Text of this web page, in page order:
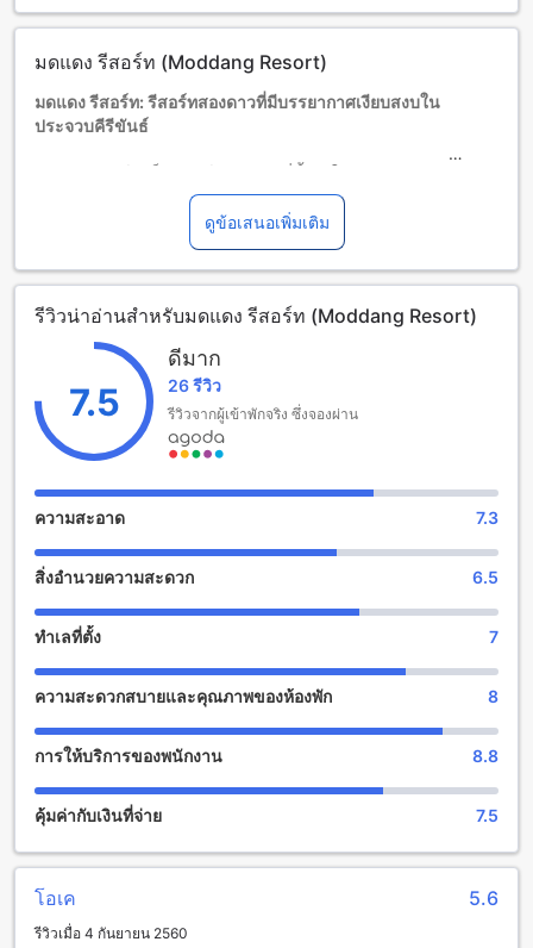
จำนวนผู้เข้าพักที่กำหนดในแต่ละห้องสำหรับข้อมูลเพิ่มเติม
นโยบายที่แตกต่างหรือเงื่อนไขเพิ่มเติม
มดแดง รีสอร์ท (Moddang Resort)
มดแดง รีสอร์ท: รีสอร์ทสองดาวที่มีบรรยากาศเงียบสงบใน
ประจวบคีรีขันธ์
ประจวบคีรีขันธ์ ที่ทำให้คุณสามารถหลุดพักผ่อนจากความวุ่นวาย
ของเมืองได้อย่างสบายใจ รีสอร์ทตั้งอยู่ห่างจากใจกลางเมืองเพียง
17.5 กิโลเมตร ซึ่งทำให้คุณสามารถเข้าถึงแหล่งท่องเที่ยวและ
สถานที่สำคัญได้อย่างง่ายดาย
มดแดง รีสอร์ทมีจำนวนห้องพักทั้งหมด 7 ห้อง ที่ออกแบบมาอย่าง
พิถีพิถันเพื่อให้คุณได้รับประสบการณ์การพักผ่อนที่สะดวกสบาย
ห้องพักทุกห้องมีการตกแต่งอย่างสวยงามและมีอุปกรณ์อำนวย
ความสะดวกครบครัน
เวลาเช็คอินของ มดแดง รีสอร์ทเริ่มต้นตั้งแต่เวลา 12:00 น. และ
เวลาเช็คเอ้าท์สิ้นสุดลงในเวลา 12:00 น. สำหรับนโยบายเด็ก
รีสอร์ทอนุญาตให้เด็กอายุตั้งแต่ 0 ถึง 1 ปีเข้าพักฟรี โดยไม่มีค่าใช้
จ่ายเพิ่มเติม
มดแดง รีสอร์ท มีสิ่งอำนวยความสะดวกที่น่าตื่นเต้นในสวนที่
สวยงาม สำหรับผู้เข้าพักที่ต้องการสนุกสนานและผ่อนคลาย สิ่ง
สไลด์น้ำที่สร้างความสนุกสนานให้กับทั้งเด็กและผู้ใหญ่ นอกจากนี้
ยังมีสนามเทนนิส สนามกอล์ฟเสริม และสนามเด็กเล่นที่เหมาะ
สำหรับเด็กๆ ที่ต้องการสนุกไปกับเพื่อนๆ นอกจากนี้ยังมีสวนสัตว์
เล็กๆ ที่สามารถสัมผัสกับสัตว์น่ารักๆ ได้ใกล้ชิด
สนามกีฬาแห่งความสุขที่ มดแดง รีสอร์ท
มดแดง รีสอร์ท เป็นที่พักที่มีสิ่งอำนวยความสะดวกที่น่าทึ่งสำหรับผู้
ที่รักการกีฬาและการออกกำลังกาย ที่นี่มีสนามกีฬาแห่งความสุขที่
ได้ เช่น เทนนิส บาสเก็ตบอล และวอลเลย์บอล นอกจากนี้ยังมีสระ
ว่ายน้ำขนาดใหญ่ที่เหมาะสำหรับการว่ายน้ำและการออกกำลัง
กายในน้ำ อีกทั้งยังมีสนามกอล์ฟใกล้เคียงที่ท่านสามารถเล่นกอล์ฟ
อย่างสนุกสนานได้ในวันหยุดสบายๆ
ดูข้อเสนอเพิ่มเติม
รีวิวน่าอ่านสำหรับมดแดง รีสอร์ท (Moddang Resort)
7.5
ดีมาก
26 รีวิว
รีวิวจากผู้เข้าพักจริง ซึ่งจองผ่าน
ความสะอาด 7.3
สิ่งอำนวยความสะดวก 6.5
ทำเลที่ตั้ง 7
ความสะดวกสบายและคุณภาพของห้องพัก 8
การให้บริการของพนักงาน 8.8
คุ้มค่ากับเงินที่จ่าย 7.5
โอเค 5.6
รีวิวเมื่อ 4 กันยายน 2560